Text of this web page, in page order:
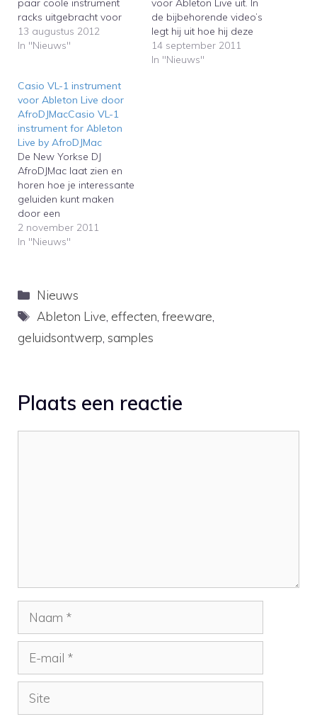
paar coole instrument
racks uitgebracht voor
Ableton Live. De samples
komen van de Moog
in collaboration with
Francis Preve released
some cool instrument
racks for Ableton Live
again. The samples are
recorded from the Moog
Minitaur,…
13 augustus 2012
In "Nieuws"
voor Ableton Live uit. In
de bijbehorende video’s
legt hij uit hoe hij deze
inzet voor zijn
muziek.AfroDjMac
14 september 2011
In "Nieuws"
Casio VL-1 instrument
voor Ableton Live door
AfroDJMacCasio VL-1
instrument for Ableton
Live by AfroDJMac
De New Yorkse DJ
AfroDJMac laat zien en
horen hoe je interessante
geluiden kunt maken
door een
kinderkeyboardje uit de
jaren tachtig te
sampled instruments for
Ableton Live. This time
you can see and hear
how he creates
2 november 2011
In "Nieuws"
Categorieën
Nieuws
Tags
Ableton Live effecten ,freeware
geluidsontwerp samples
Plaats een reactie
Naam
Site